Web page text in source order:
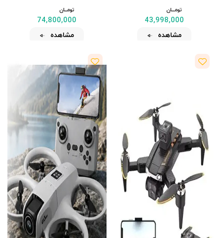
تومــــــان
43,998,000
مشاهده
تومــــــان
74,800,000
مشاهده